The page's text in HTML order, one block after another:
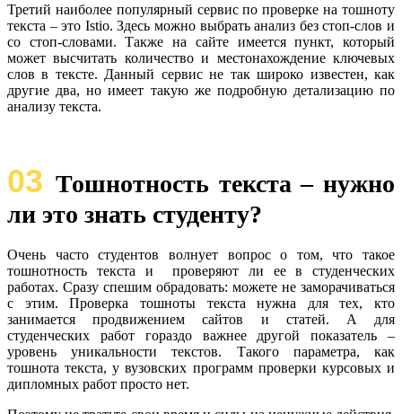
Третий наиболее популярный сервис по проверке на тошноту
текста – это Istio. Здесь можно выбрать анализ без стоп-слов и
со стоп-словами. Также на сайте имеется пункт, который
может высчитать количество и местонахождение ключевых
слов в тексте. Данный сервис не так широко известен, как
другие два, но имеет такую же подробную детализацию по
анализу текста.
03 Тошнотность текста – нужно
ли это знать студенту?
Очень часто студентов волнует вопрос о том, что такое
тошнотность текста и проверяют ли ее в студенческих
работах. Сразу спешим обрадовать: можете не заморачиваться
с этим. Проверка тошноты текста нужна для тех, кто
занимается продвижением сайтов и статей. А для
студенческих работ гораздо важнее другой показатель –
уровень уникальности текстов. Такого параметра, как
тошнота текста, у вузовских программ проверки курсовых и
дипломных работ просто нет.